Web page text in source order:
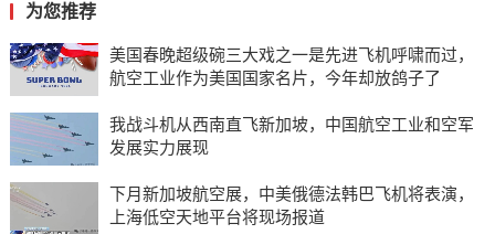
为您推荐
美国春晚超级碗三大戏之一是先进飞机呼啸而过，
航空工业作为美国国家名片，今年却放鸽子了
我战斗机从西南直飞新加坡，中国航空工业和空军
发展实力展现
下月新加坡航空展，中美俄德法韩巴飞机将表演，
上海低空天地平台将现场报道